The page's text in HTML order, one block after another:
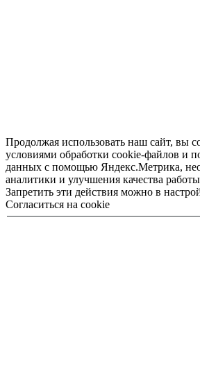
Продолжая использовать наш сайт, вы
условиями обработки cookie-файлов и
данных с помощью Яндекс.Метрика,
аналитики и улучшения качества
Запретить эти действия можно в
Согласиться на cookie